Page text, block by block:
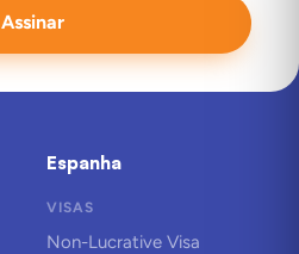
Assinar
Espanha
VISAS
Non-Lucrative Visa